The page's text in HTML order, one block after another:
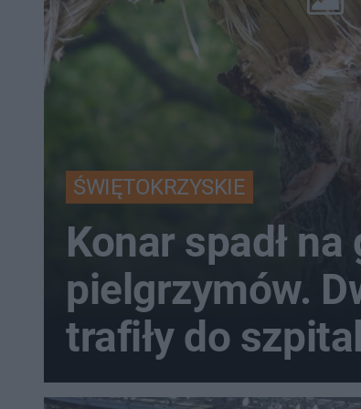
ŚWIĘTOKRZYSKIE
Konar spadł na
pielgrzymów.
trafiły do